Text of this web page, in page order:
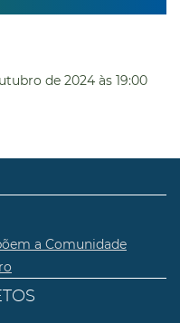
de 2024 às 19:00
a Comunidade